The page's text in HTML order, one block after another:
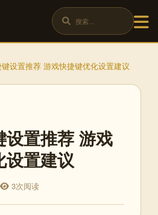
设置推荐 游戏快捷键优化设置建议
设置推荐 游戏
设置建议
3次阅读